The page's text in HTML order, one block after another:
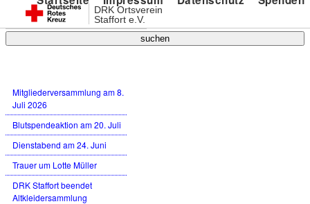
DRK Ortsverein
Staffort e.V.
Mitgliederversammlung am 8.
Juli 2026
Blutspendeaktion am 20. Juli
Dienstabend am 24. Juni
Trauer um Lotte Müller
DRK Staffort beendet
Altkleidersammlung